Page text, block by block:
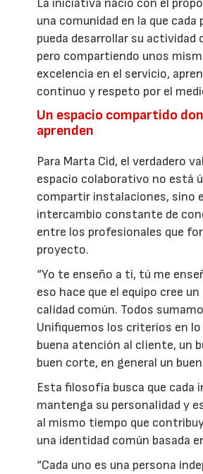
una comunidad en la que cada
pueda desarrollar su actividad
pero compartiendo unos
excelencia en el servicio,
continuo y respeto por el
Un espacio compartido
aprenden
Para Marta Cid, el verdadero
espacio colaborativo no está
compartir instalaciones, sino
intercambio constante de
entre los profesionales que
proyecto.
“Yo te enseño a ti, tú me
eso hace que el equipo cree
calidad común. Todos
Unifiquemos los criterios en lo
buena atención al cliente, un
buen corte, en general un
Esta filosofía busca que cada
mantenga su personalidad y
al mismo tiempo que
una identidad común basada
“Cada uno es una persona